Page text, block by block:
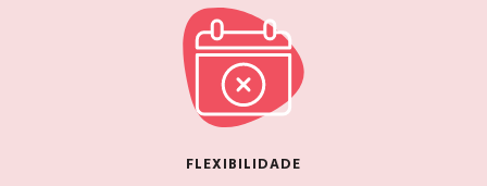
FLEXIBILIDADE